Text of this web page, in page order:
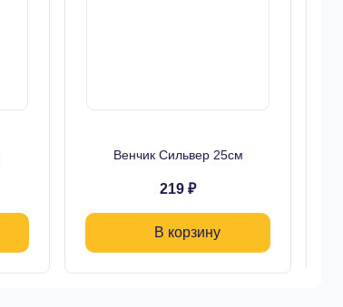
Венчик Сильвер 25см
219 ₽
В корзину